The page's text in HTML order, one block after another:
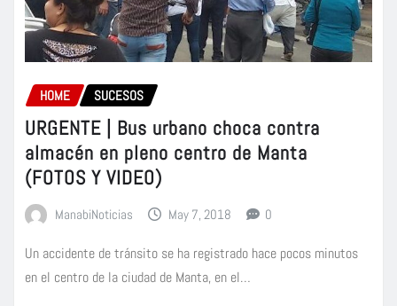
HOME SUCESOS
URGENTE | Bus urbano choca contra
almacén en pleno centro de Manta
(FOTOS Y VIDEO)
ManabiNoticias May 7, 2018 0
Un accidente de tránsito se ha registrado hace pocos minutos
en el centro de la ciudad de Manta, en el…